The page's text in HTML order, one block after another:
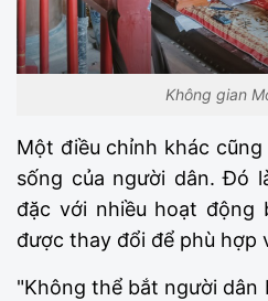
Không gian
Một điều chỉnh khác
sống của người dân. Đó
đặc với nhiều hoạt động
được thay đổi để phù hợp
"Không thể bắt người dân